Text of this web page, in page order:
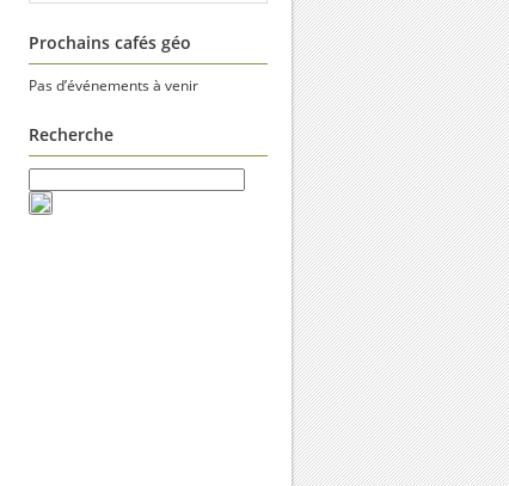
Prochains cafés géo
Pas d’événements à venir
Recherche